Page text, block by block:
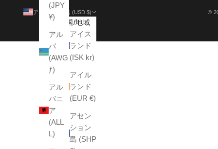
(JPY
¥)
アル
バ
(AWG
ƒ)
アル
バニ
ア
(ALL
L)
アメリカ合衆国 (USD $)
国/地域
アイス
ランド
(ISK kr)
アイル
ランド
(EUR €)
アセン
ション
島 (SHP
©